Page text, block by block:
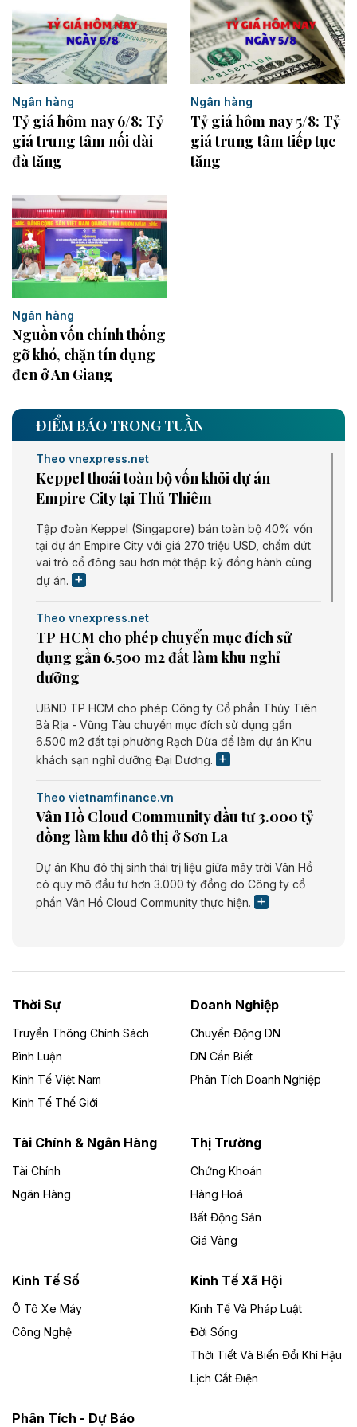
Ngân hàng
Tỷ giá hôm nay 6/8: Tỷ
giá trung tâm nối dài
đà tăng
Ngân hàng
Tỷ giá hôm nay 5/8: Tỷ
giá trung tâm tiếp tục
tăng
Ngân hàng
Nguồn vốn chính thống
gỡ khó, chặn tín dụng
đen ở An Giang
ĐIỂM BÁO TRONG TUẦN
Theo vnexpress.net
Keppel thoái toàn bộ vốn khỏi dự án
Empire City tại Thủ Thiêm
Tập đoàn Keppel (Singapore) bán toàn bộ 40% vốn
tại dự án Empire City với giá 270 triệu USD, chấm dứt
vai trò cổ đông sau hơn một thập kỷ đồng hành cùng
dự án.
Theo vnexpress.net
TP HCM cho phép chuyển mục đích sử
dụng gần 6.500 m2 đất làm khu nghỉ
dưỡng
UBND TP HCM cho phép Công ty Cổ phần Thủy Tiên
Bà Rịa - Vũng Tàu chuyển mục đích sử dụng gần
6.500 m2 đất tại phường Rạch Dừa để làm dự án Khu
khách sạn nghỉ dưỡng Đại Dương.
Theo vietnamfinance.vn
Vân Hồ Cloud Community đầu tư 3.000 tỷ
đồng làm khu đô thị ở Sơn La
Dự án Khu đô thị sinh thái trị liệu giữa mây trời Vân Hồ
có quy mô đầu tư hơn 3.000 tỷ đồng do Công ty cổ
phần Vân Hồ Cloud Community thực hiện.
Dự án Nhà máy xử lý rác và phát điện Bắc Giang do
Công ty TNHH Năng lượng môi trường Bắc Giang làm
Theo vietnamfinance.vn
Đức Long Gia Lai mở rộng ‘hệ sinh thái’
Lai
Bốn doanh nghiệp có sự góp vốn của Công ty Cổ
phần Tập đoàn Đức Long Gia Lai (HoSE: DLG) được
Gia Lai với tổng vốn hơn 4.750 tỷ đồng.
Đồng Nai cho thuê gần 59 ha đất làm khu
công nghiệp ở Long Thành
UBND TP Đồng Nai cho Công ty Amata thuê gần 59 ha
đất để đầu tư khu công nghiệp công nghệ cao Long
Thời Sự
Truyền Thông Chính Sách
Bình Luận
Kinh Tế Việt Nam
Kinh Tế Thế Giới
Doanh Nghiệp
Chuyển Động DN
DN Cần Biết
Phân Tích Doanh Nghiệp
Tài Chính & Ngân Hàng
Tài Chính
Ngân Hàng
Thị Trường
Chứng Khoán
Hàng Hoá
Bất Động Sản
Giá Vàng
Kinh Tế Số
Ô Tô Xe Máy
Công Nghệ
Kinh Tế Xã Hội
Kinh Tế Và Pháp Luật
Đời Sống
Thời Tiết Và Biến Đổi Khí Hậu
Lịch Cắt Điện
Phân Tích - Dự Báo